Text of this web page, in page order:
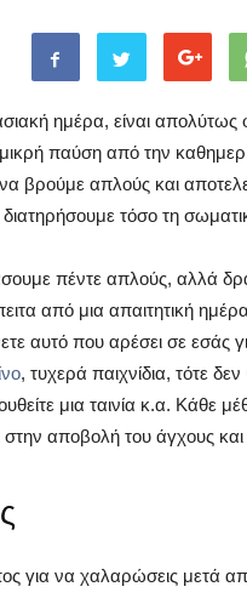
ημέρα, είναι απολύτως
παύση από την
βρούμε απλούς και
τόσο τη
πέντε απλούς, αλλά
από μια απαιτητική
αυτό που αρέσει σε
, τυχερά παιχνίδια, τότε
μια ταινία κ.α. Κάθε
αποβολή του άγχους
για να χαλαρώσεις μετά